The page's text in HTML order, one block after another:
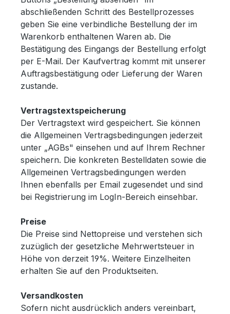
abschließenden Schritt des Bestellprozesses
geben Sie eine verbindliche Bestellung der im
Warenkorb enthaltenen Waren ab. Die
Bestätigung des Eingangs der Bestellung erfolgt
per E-Mail. Der Kaufvertrag kommt mit unserer
Auftragsbestätigung oder Lieferung der Waren
zustande.
Vertragstextspeicherung
Der Vertragstext wird gespeichert. Sie können
die Allgemeinen Vertragsbedingungen jederzeit
unter „AGBs" einsehen und auf Ihrem Rechner
speichern. Die konkreten Bestelldaten sowie die
Allgemeinen Vertragsbedingungen werden
Ihnen ebenfalls per Email zugesendet und sind
bei Registrierung im LogIn-Bereich einsehbar.
Preise
Die Preise sind Nettopreise und verstehen sich
zuzüglich der gesetzliche Mehrwertsteuer in
Höhe von derzeit 19%. Weitere Einzelheiten
erhalten Sie auf den Produktseiten.
Versandkosten
Sofern nicht ausdrücklich anders vereinbart,